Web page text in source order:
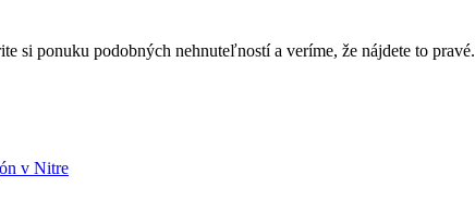
si ponuku podobných nehnuteľností a veríme, že nájdete to pravé.